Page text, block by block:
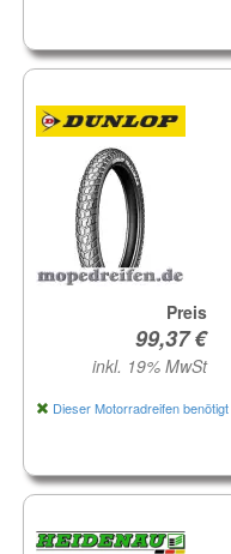
Preis
inkl. 19% MwSt
Dieser Motorradreifen benötigt